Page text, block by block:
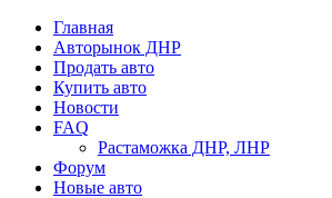
Главная
Авторынок ДНР
Продать авто
Купить авто
Новости
FAQ
Растаможка ДНР, ЛНР
Форум
Новые авто